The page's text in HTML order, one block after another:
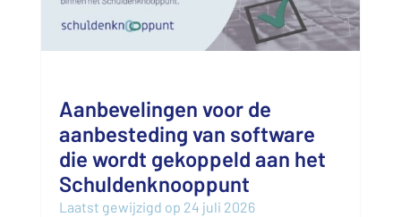
Aanbevelingen voor de
aanbesteding van software
die wordt gekoppeld aan het
Schuldenknooppunt
Laatst gewijzigd op 24 juli 2026